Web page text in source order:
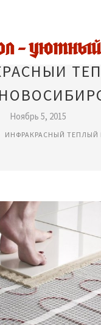
Ноябрь 5, 2015
ИНФРАКРАСНЫЙ ТЕПЛЫЙ